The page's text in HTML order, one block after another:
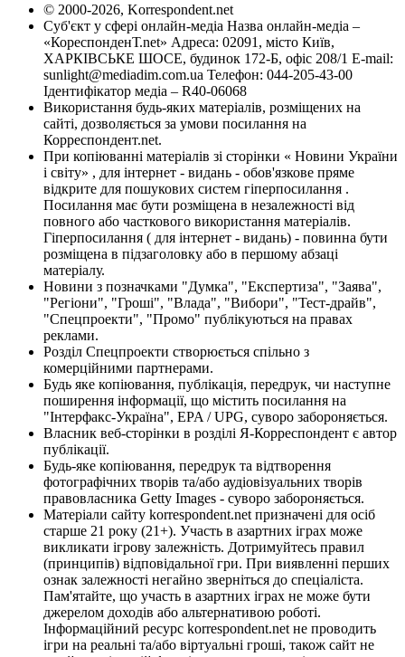
© 2000-2026, Korrespondent.net
Суб'єкт у сфері онлайн-медіа Назва онлайн-медіа –
«КореспонденТ.net» Адреса: 02091, місто Київ,
ХАРКІВСЬКЕ ШОСЕ, будинок 172-Б, офіс 208/1 E-mail:
sunlight@mediadim.com.ua Телефон: 044-205-43-00
Ідентифікатор медіа – R40-06068
Використання будь-яких матеріалів, розміщених на
сайті, дозволяється за умови посилання на
Корреспондент.net.
При копіюванні матеріалів зі сторінки « Новини України
і світу» , для інтернет - видань - обов'язкове пряме
відкрите для пошукових систем гіперпосилання .
Посилання має бути розміщена в незалежності від
повного або часткового використання матеріалів.
Гіперпосилання ( для інтернет - видань) - повинна бути
розміщена в підзаголовку або в першому абзаці
матеріалу.
Новини з позначками "Думка", "Експертиза", "Заява",
"Регіони", "Гроші", "Влада", "Вибори", "Тест-драйв",
"Спецпроекти", "Промо" публікуються на правах
реклами.
Розділ Спецпроекти створюється спільно з
комерційними партнерами.
Будь яке копіювання, публікація, передрук, чи наступне
поширення інформації, що містить посилання на
"Інтерфакс-Україна", EPA / UPG, суворо забороняється.
Власник веб-сторінки в розділі Я-Корреспондент є автор
публікації.
Будь-яке копіювання, передрук та відтворення
фотографічних творів та/або аудіовізуальних творів
правовласника Getty Images - суворо забороняється.
Матеріали сайту korrespondent.net призначені для осіб
старше 21 року (21+). Участь в азартних іграх може
викликати ігрову залежність. Дотримуйтесь правил
(принципів) відповідальної гри. При виявленні перших
ознак залежності негайно зверніться до спеціаліста.
Пам'ятайте, що участь в азартних іграх не може бути
джерелом доходів або альтернативою роботі.
Інформаційний ресурс korrespondent.net не проводить
ігри на реальні та/або віртуальні гроші, також сайт не